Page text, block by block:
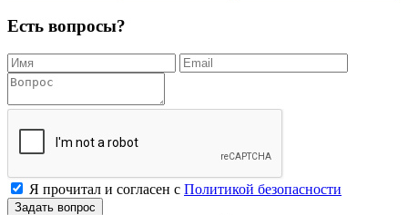
Есть вопросы?
Я прочитал и согласен с Политикой безопасности
Задать вопрос